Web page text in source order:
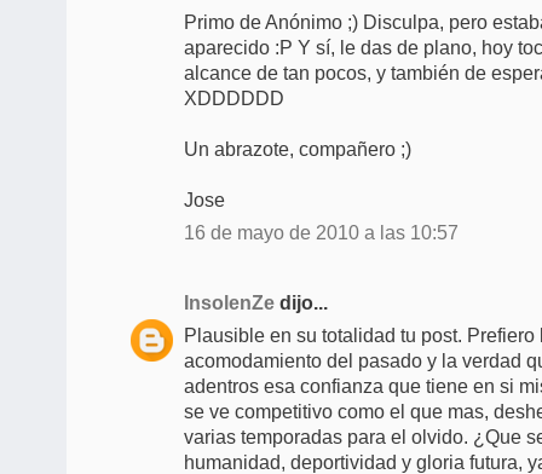
Primo de Anónimo ;) Disculpa, pero
aparecido :P Y sí, le das de plano, hoy
alcance de tan pocos, y también de
XDDDDDD
Un abrazote, compañero ;)
Jose
16 de mayo de 2010 a las 10:57
InsolenZe dijo...
Plausible en su totalidad tu post.
acomodamiento del pasado y la verdad
adentros esa confianza que tiene en si
se ve competitivo como el que mas,
varias temporadas para el olvido. ¿Que
humanidad, deportividad y gloria futura,